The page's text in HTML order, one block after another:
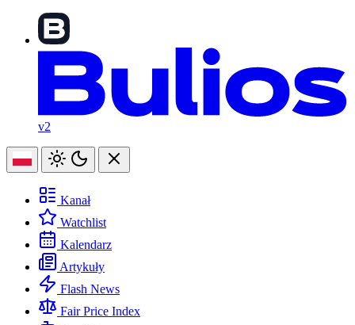
v2
Kanał
Watchlist
Kalendarz
Artykuły
Flash News
Fair Price Index